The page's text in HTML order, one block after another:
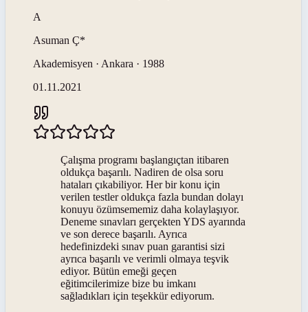
A
Asuman Ç*
Akademisyen · Ankara · 1988
01.11.2021
Çalışma programı başlangıçtan itibaren
oldukça başarılı. Nadiren de olsa soru
hataları çıkabiliyor. Her bir konu için
verilen testler oldukça fazla bundan dolayı
konuyu özümsememiz daha kolaylaşıyor.
Deneme sınavları gerçekten YDS ayarında
ve son derece başarılı. Ayrıca
hedefinizdeki sınav puan garantisi sizi
ayrıca başarılı ve verimli olmaya teşvik
ediyor. Bütün emeği geçen
eğitimcilerimize bize bu imkanı
sağladıkları için teşekkür ediyorum.